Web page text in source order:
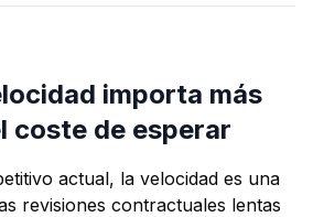
importa más
coste de esperar
actual, la velocidad es una
revisiones contractuales lentas